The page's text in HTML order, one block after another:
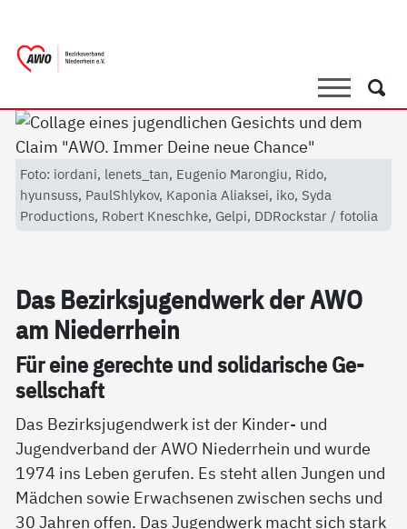
SucheSuche
Foto: iordani, lenets_tan, Eugenio Marongiu, Rido,
hyunsuss, PaulShlykov, Kaponia Aliaksei, iko, Syda
Productions, Robert Kneschke, Gelpi, DDRockstar / fotolia
Das Be­zirks­ju­gend­werk der AWO
am Nie­der­r­hein
Für ei­ne ge­rech­te und so­li­da­ri­sche Ge­
sell­schaft
Das Bezirksjugendwerk ist der Kinder- und
Jugendverband der AWO Niederrhein und wurde
1974 ins Leben gerufen. Es steht allen Jungen und
Mädchen sowie Erwachsenen zwischen sechs und
30 Jahren offen. Das Jugendwerk macht sich stark